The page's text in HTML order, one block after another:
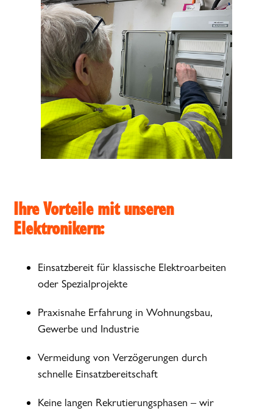
Ihre Vorteile mit unseren
Elektronikern:
Einsatzbereit für klassische Elektroarbeiten
oder Spezialprojekte
Praxisnahe Erfahrung in Wohnungsbau,
Gewerbe und Industrie
Vermeidung von Verzögerungen durch
schnelle Einsatzbereitschaft
Keine langen Rekrutierungsphasen – wir